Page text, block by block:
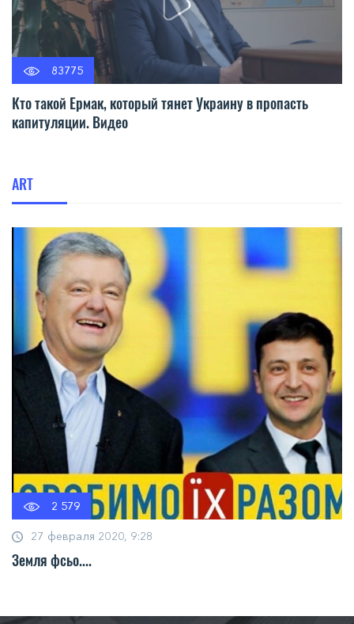
83775
Кто такой Ермак, который тянет Украину в пропасть
капитуляции. Видео
ART
2 579
27 февраля 2020, 9:28
Земля фсьо....